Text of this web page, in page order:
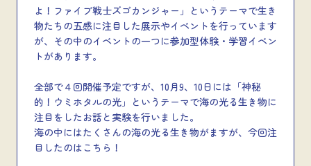
よ！ファイブ戦士ズゴカンジャー」というテーマで生き
物たちの五感に注目した展示やイベントを行っています
が、その中のイベントの一つに参加型体験・学習イベン
トがあります。
全部で４回開催予定ですが、10月9、10日には「神秘
的！ウミホタルの光」というテーマで海の光る生き物に
注目をしたお話と実験を行いました。
海の中にはたくさんの海の光る生き物がますが、今回注
目したのはこちら！